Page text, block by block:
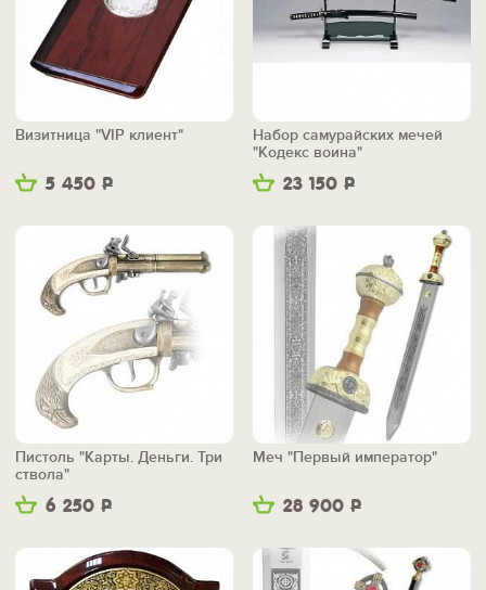
5 450 Р
Визитница "VIP клиент"
23 150 Р
Набор самурайских мечей
"Кодекс воина"
6 250 Р
Пистоль "Карты. Деньги. Три
ствола"
28 900 Р
Меч "Первый император"